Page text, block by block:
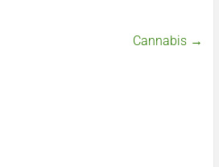
Cannabis →